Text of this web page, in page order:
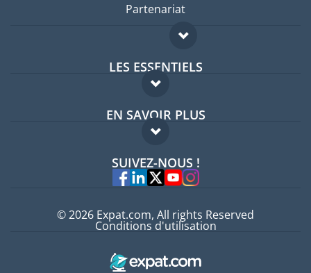
Partenariat
LES ESSENTIELS
Forum expatriés
Guides pays
EN SAVOIR PLUS
FAQ
Experts
SUIVEZ-NOUS !
© 2026 Expat.com, All rights Reserved
Conditions d'utilisation